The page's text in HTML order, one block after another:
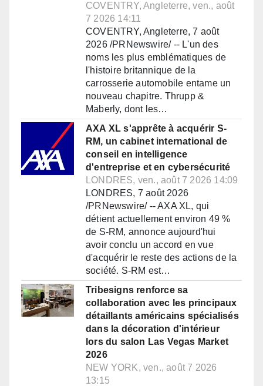
COVENTRY, Angleterre, ven., août
7 2026 14:11
COVENTRY, Angleterre, 7 août
2026 /PRNewswire/ -- L'un des
noms les plus emblématiques de
l'histoire britannique de la
carrosserie automobile entame un
nouveau chapitre. Thrupp &
Maberly, dont les…
AXA XL s'apprête à acquérir S-
RM, un cabinet international de
conseil en intelligence
d'entreprise et en cybersécurité
LONDRES, ven., août 7 2026 14:09
LONDRES, 7 août 2026
/PRNewswire/ -- AXA XL, qui
détient actuellement environ 49 %
de S-RM, annonce aujourd'hui
avoir conclu un accord en vue
d'acquérir le reste des actions de la
société. S-RM est…
Tribesigns renforce sa
collaboration avec les principaux
détaillants américains spécialisés
dans la décoration d'intérieur
lors du salon Las Vegas Market
2026
NEW YORK, ven., août 7 2026
13:15